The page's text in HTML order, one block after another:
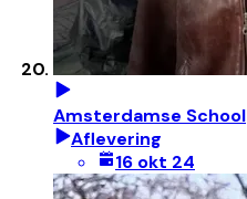
Amsterdamse School
Aflevering
16 okt 24